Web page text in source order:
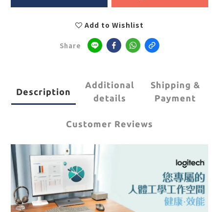
Add to Wishlist
Share
Description
Additional
details
Shipping &
Payment
Customer Reviews